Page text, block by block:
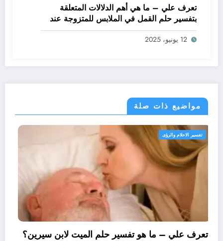
تعرف علي – ما هي أهم الدلالات المتعلقة
بتفسير حلم القمل في الملابس للمتزوجة عند
ابن سيرين؟ – بالتفصيل
12 يونيو، 2025
مواضيع ذات صلة
تفسير الاحلام والرؤى
تعرف علي – ما هو تفسير حلم الميت